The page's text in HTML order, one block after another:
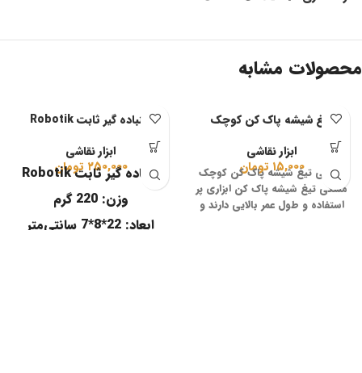
محصولات مشابه
تیغ شیشه پاک کن کوچک
ابزار نقاشی
۱۵,۰۰۰ تومان
معرفی تیغ شیشه پاک کن کوچک
مشکی تیغ شیشه پاک کن ابزاری پر
استفاده و طول عمر بالایی دارند و
سنباده گیر ثابت Robotik
ابزار نقاشی
۲۵۰,۰۰۰ تومانسنباده گیر ثابت Robotik
وزن: 220 گرم
ابعاد: 22*8*7 سانتی‌متر